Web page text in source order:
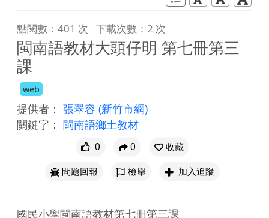
點閱數：401 次 下載次數：2 次
閩南語教材大頭仔明 第七冊第三
課
web
提供者： 張翠容 (新竹市網)
關鍵字： 閩南語鄉土教材
0 0
收藏
問題回報
檢舉 加入追蹤
國民小學閩南語教材第七冊第三課